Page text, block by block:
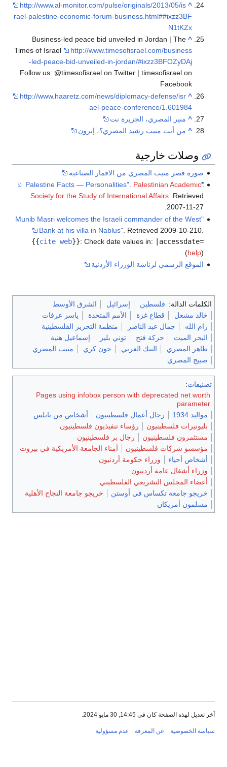
^
http://www.al-monitor.com/pulse/originals/2013/05/is
rael-palestine-economic-forum-business.html##ixzz3BF
N1tKZx
^
Business-led peace bid unveiled in Jordan | The
Times of Israel
http://www.timesofisrael.com/business
-led-peace-bid-unveiled-in-jordan/#ixzz3BFOZyDAj
Follow us: @timesofisrael on Twitter | timesofisrael on
Facebook
^
http://www.haaretz.com/news/diplomacy-defense/isr
ael-peace-conference/1.601984
^ منير المصري، الجزيرة نت
^ من أنت منيب رشيد المصري؟، إيرون
وصلات خارجية
صورة قصر منيب المصري من الاقمار الصناعية
"Palestine Facts — Personalities"
. Palestinian Academic
Society for the Study of International Affairs. Retrieved
2007-11-27
.
"Munib Masri welcomes the Israeli commander of the West
Bank at his villa in Nablus". Retrieved 2009-10-210.
{{cite web}}: Check date values in:
|accessdate=
(help)
الموقع الرسمي لرئاسة الوزراء الأردنية
الكلمات الدالة: فلسطين إسرائيل
الشرق الأوسط
خالد مشعل
قطاع غزة الأمم المتحدة
ياسر عرفات
رام الله
جمال عبد الناصر
منظمة التحرير الفلسطينية
البحر الميت
حركة فتح توني بلير
إسماعيل هنية
طاهر المصري
البنك العربي جون كري
منيب المصري
صبيح المصري
تصنيفات:
Pages using infobox person with deprecated net worth
parameter
مواليد 1934
رجال أعمال فلسطينيون
أشخاص من نابلس
بليونيرات فلسطينيون
رؤساء تنفيذيون فلسطينيون
مستثمرون فلسطينيون
رجال بر فلسطينيون
مؤسسو شركات فلسطينيون
أمناء الجامعة الأمريكية في بيروت
أشخاص أحياء
وزراء حكومة أردنيون
وزراء أشغال عامة أردنيون
أعضاء المجلس التشريعي الفلسطيني
خريجو جامعة تكساس في أوستن
خريجو جامعة النجاح الأهلية
مسلمون أمريكان
آخر تعديل لهذه الصفحة كان في 14:45, 30 مايو 2024.
سياسة الخصوصية عن المعرفة عدم مسؤولية